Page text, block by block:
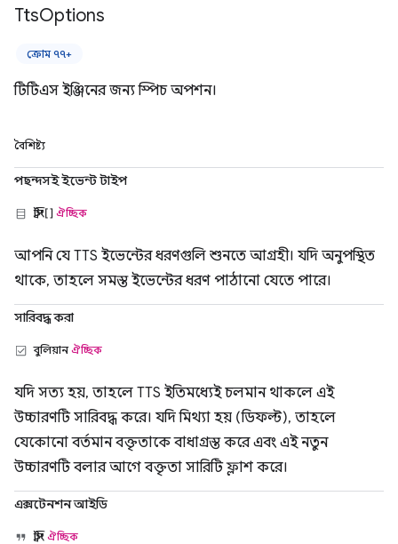
TtsOptions
ক্রোম ৭৭+
টিটিএস ইঞ্জিনের জন্য স্পিচ অপশন।
বৈশিষ্ট্য
পছন্দসই ইভেন্ট টাইপ
স্ট্রিং[] ঐচ্ছিক
আপনি যে TTS ইভেন্টের ধরণগুলি শুনতে আগ্রহী। যদি অনুপস্থিত
থাকে, তাহলে সমস্ত ইভেন্টের ধরণ পাঠানো যেতে পারে।
সারিবদ্ধ করা
বুলিয়ানঐচ্ছিক
যদি সত্য হয়, তাহলে TTS ইতিমধ্যেই চলমান থাকলে এই
উচ্চারণটি সারিবদ্ধ করে। যদি মিথ্যা হয় (ডিফল্ট), তাহলে
যেকোনো বর্তমান বক্তৃতাকে বাধাগ্রস্ত করে এবং এই নতুন
উচ্চারণটি বলার আগে বক্তৃতা সারিটি ফ্লাশ করে।
এক্সটেনশন আইডি
স্ট্রিং ঐচ্ছিক